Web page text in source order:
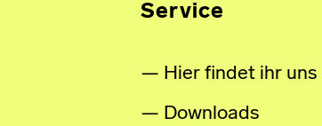
Service
Hier findet ihr uns
Downloads